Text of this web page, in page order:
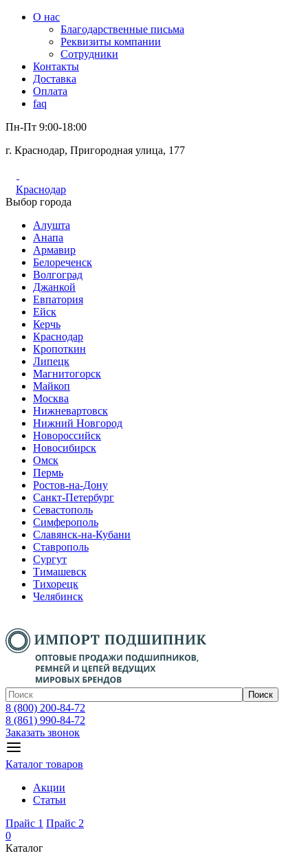
О нас
Благодарственные письма
Реквизиты компании
Сотрудники
Контакты
Доставка
Оплата
faq
Пн-Пт 9:00-18:00
г. Краснодар, Пригородная улица, 177
Краснодар
Выбор города
Алушта
Анапа
Армавир
Белореченск
Волгоград
Джанкой
Евпатория
Ейск
Керчь
Краснодар
Кропоткин
Липецк
Магнитогорск
Майкоп
Москва
Нижневартовск
Нижний Новгород
Новороссийск
Новосибирск
Омск
Пермь
Ростов-на-Дону
Санкт-Петербург
Севастополь
Симферополь
Славянск-на-Кубани
Ставрополь
Сургут
Тимашевск
Тихорецк
Челябинск
Поиск
8 (800) 200-84-72
8 (861) 990-84-72
Заказать звонок
Каталог товаров
Акции
Статьи
Прайс 1 Прайс 2
0
Каталог